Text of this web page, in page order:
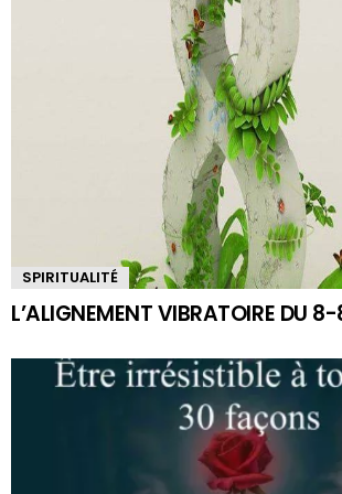
SPIRITUALITÉ
L’ALIGNEMENT VIBRATOIRE DU